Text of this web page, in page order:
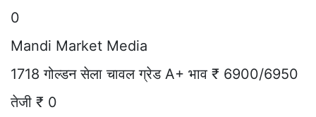
0
Mandi Market Media
1718 गोल्डन सेला चावल ग्रेड A+ भाव ₹ 6900/6950
तेजी ₹ 0